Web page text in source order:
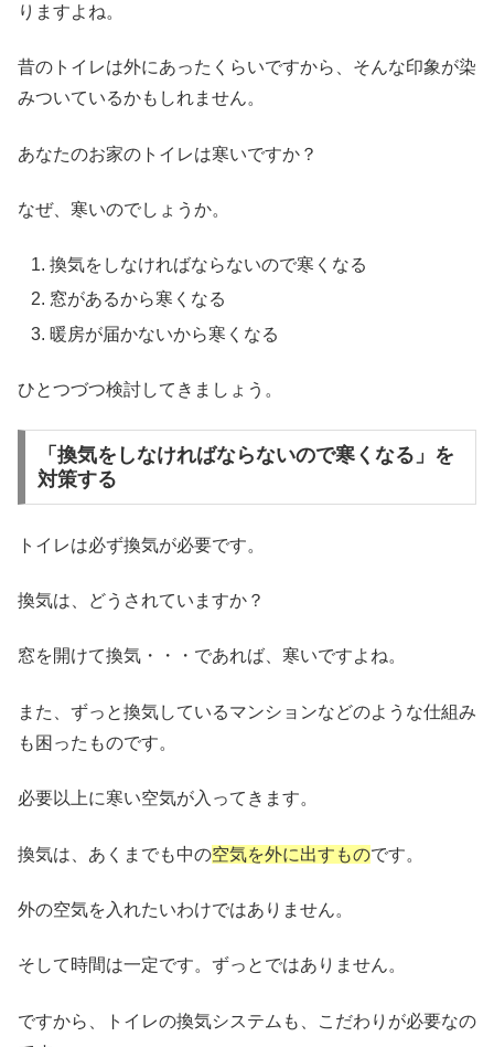
りますよね。
昔のトイレは外にあったくらいですから、そんな印象が染
みついているかもしれません。
あなたのお家のトイレは寒いですか？
なぜ、寒いのでしょうか。
換気をしなければならないので寒くなる
窓があるから寒くなる
暖房が届かないから寒くなる
ひとつづつ検討してきましょう。
「換気をしなければならないので寒くなる」を
対策する
トイレは必ず換気が必要です。
換気は、どうされていますか？
窓を開けて換気・・・であれば、寒いですよね。
また、ずっと換気しているマンションなどのような仕組み
も困ったものです。
必要以上に寒い空気が入ってきます。
換気は、あくまでも中の空気を外に出すものです。
外の空気を入れたいわけではありません。
そして時間は一定です。ずっとではありません。
ですから、トイレの換気システムも、こだわりが必要なの